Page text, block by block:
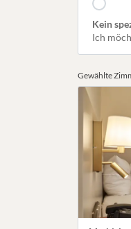
Kein
Ich
Gewählte